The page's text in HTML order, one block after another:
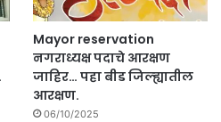
Mayor reservation
नगराध्यक्ष पदाचे आरक्षण
जाहिर… पहा बीड जिल्ह्यातील
आरक्षण.
06/10/2025